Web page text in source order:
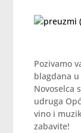
Pozivamo
blagdana
Novoselca
udruga
vino i
zabavite!